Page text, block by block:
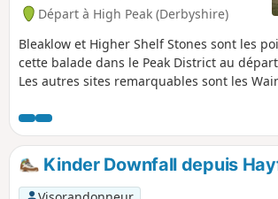
Départ à High Peak (Derbyshire)
Bleaklow et Higher Shelf Stones sont les
cette balade dans le Peak District au
Les autres sites remarquables sont les
sauvage et désolée par mauvais temps,
balade pour une journée sèche avec une
Kinder Downfall depuis